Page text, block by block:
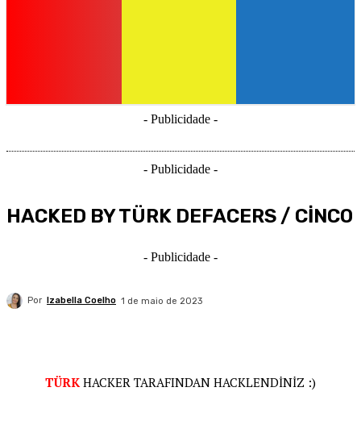
- Publicidade -
- Publicidade -
HACKED BY TÜRK DEFACERS / CİNCO
- Publicidade -
Por Izabella Coelho 1 de maio de 2023
TÜRK HACKER TARAFINDAN HACKLENDİNİZ :)